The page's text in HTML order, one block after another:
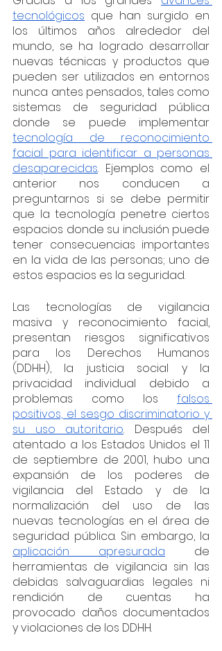
tecnológicos que han surgido en
los últimos años alrededor del
mundo, se ha logrado desarrollar
nuevas técnicas y productos que
pueden ser utilizados en entornos
nunca antes pensados, tales como
sistemas de seguridad pública
tecnología de reconocimiento
facial para identificar a personas
desaparecidas. Ejemplos como el
anterior nos conducen a
preguntarnos si se debe permitir
que la tecnología penetre ciertos
espacios donde su inclusión puede
tener consecuencias importantes
en la vida de las personas; uno de
estos espacios es la seguridad.
Las tecnologías de vigilancia
masiva y reconocimiento facial,
presentan riesgos significativos
para los Derechos Humanos
(DDHH), la justicia social y la
privacidad individual debido a
problemas como los falsos
positivos, el sesgo discriminatorio y
su uso autoritario. Después del
atentado a los Estados Unidos el 11
de septiembre de 2001, hubo una
expansión de los poderes de
vigilancia del Estado y de la
normalización del uso de las
nuevas tecnologías en el área de
aplicación apresurada de
herramientas de vigilancia sin las
debidas salvaguardias legales ni
rendición de cuentas ha
provocado daños documentados
y violaciones de los DDHH.